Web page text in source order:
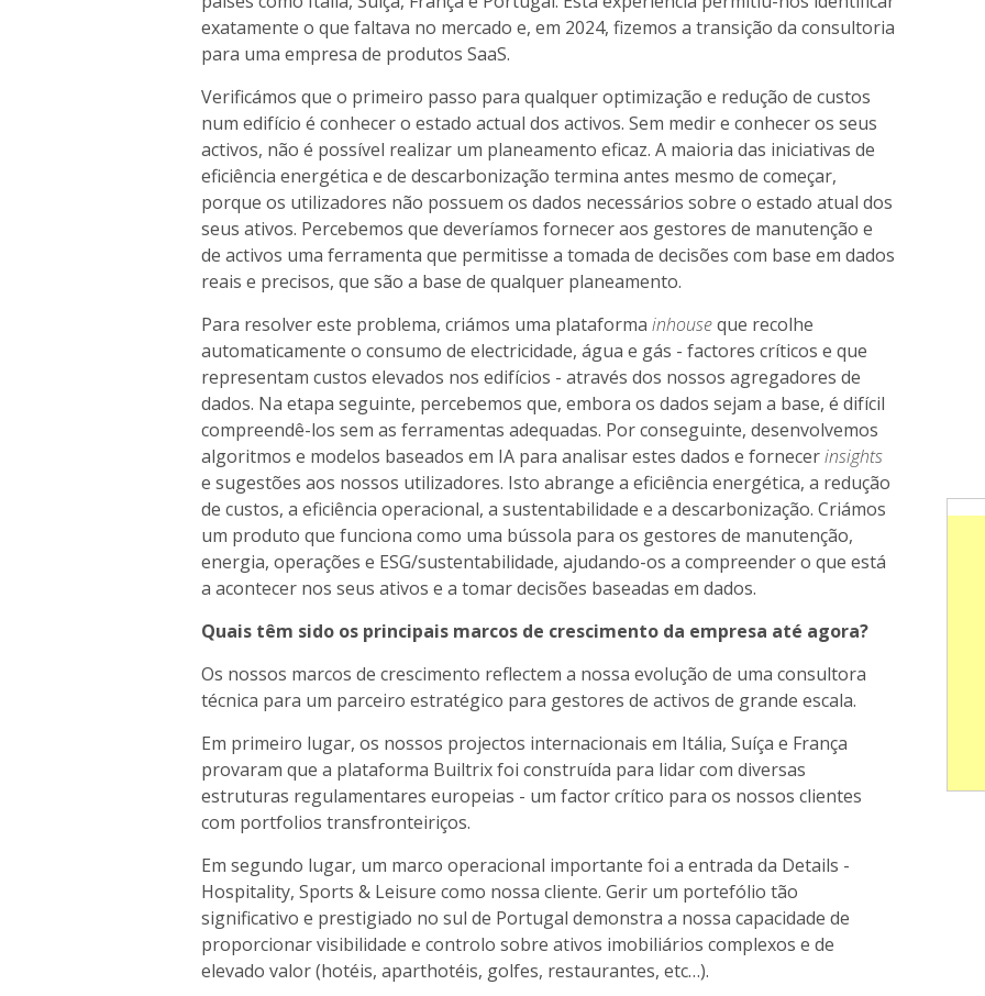
exatamente o que faltava no mercado e, em 2024, fizemos a transição da consultoria
para uma empresa de produtos SaaS.
Verificámos que o primeiro passo para qualquer optimização e redução de custos
num edifício é conhecer o estado actual dos activos. Sem medir e conhecer os seus
activos, não é possível realizar um planeamento eficaz. A maioria das iniciativas de
eficiência energética e de descarbonização termina antes mesmo de começar,
porque os utilizadores não possuem os dados necessários sobre o estado atual dos
seus ativos. Percebemos que deveríamos fornecer aos gestores de manutenção e
de activos uma ferramenta que permitisse a tomada de decisões com base em dados
reais e precisos, que são a base de qualquer planeamento.
Para resolver este problema, criámos uma plataformainhouseque recolhe
automaticamente o consumo de electricidade, água e gás - factores críticos e que
representam custos elevados nos edifícios - através dos nossos agregadores de
dados. Na etapa seguinte, percebemos que, embora os dados sejam a base, é difícil
compreendê-los sem as ferramentas adequadas. Por conseguinte, desenvolvemos
algoritmos e modelos baseados em IA para analisar estes dados e fornecerinsights
e sugestões aos nossos utilizadores. Isto abrange a eficiência energética, a redução
de custos, a eficiência operacional, a sustentabilidade e a descarbonização. Criámos
um produto que funciona como uma bússola para os gestores de manutenção,
energia, operações e ESG/sustentabilidade, ajudando-os a compreender o que está
a acontecer nos seus ativos e a tomar decisões baseadas em dados.
Quais têm sido os principais marcos de crescimento da empresa até agora?
Os nossos marcos de crescimento reflectem a nossa evolução de uma consultora
técnica para um parceiro estratégico para gestores de activos de grande escala.
Em primeiro lugar, os nossos projectos internacionais em Itália, Suíça e França
provaram que a plataforma Builtrix foi construída para lidar com diversas
estruturas regulamentares europeias - um factor crítico para os nossos clientes
com portfolios transfronteiriços.
Em segundo lugar, um marco operacional importante foi a entrada da Details -
Hospitality, Sports & Leisure como nossa cliente. Gerir um portefólio tão
significativo e prestigiado no sul de Portugal demonstra a nossa capacidade de
proporcionar visibilidade e controlo sobre ativos imobiliários complexos e de
elevado valor (hotéis, aparthotéis, golfes, restaurantes, etc…).